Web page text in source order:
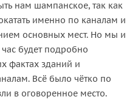
нам шампанское, так как
именно по каналам и
основных мест. Но мы и
будет подробно
фактах зданий и
Всё было чётко по
в оговоренное место.